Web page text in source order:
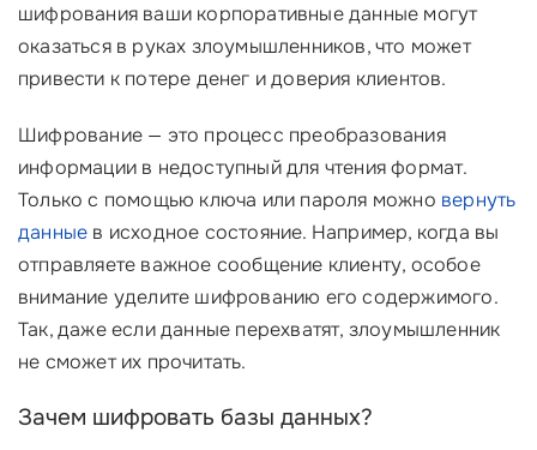
шифрования ваши корпоративные данные могут
оказаться в руках злоумышленников, что может
привести к потере денег и доверия клиентов.
Шифрование — это процесс преобразования
информации в недоступный для чтения формат.
Только с помощью ключа или пароля можно вернуть
данные в исходное состояние. Например, когда вы
отправляете важное сообщение клиенту, особое
внимание уделите шифрованию его содержимого.
Так, даже если данные перехватят, злоумышленник
не сможет их прочитать.
Зачем шифровать базы данных?